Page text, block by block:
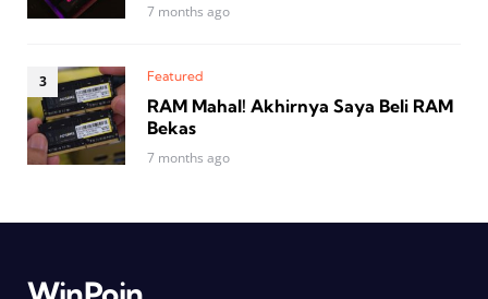
7 months ago
Featured
RAM Mahal! Akhirnya Saya Beli RAM
Bekas
7 months ago